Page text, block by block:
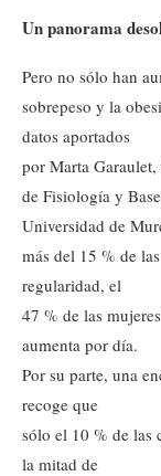
Un panorama
Pero no sólo han
sobrepeso y la
datos aportados
por Marta
de Fisiología y
Universidad de
más del 15 % de
regularidad, el
47 % de las
aumenta por día.
Por su parte, una
recoge que
sólo el 10 % de las
la mitad de